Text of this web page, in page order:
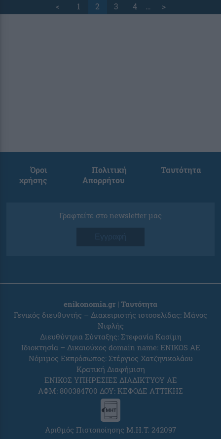
< 1 2 3 4 … >
Όροι
χρήσης
Πολιτική
Απορρήτου
Ταυτότητα
Γραφτείτε στο newsletter μας
Εγγραφή
enikonomia.gr | Ταυτότητα
Γενικός διευθυντής – Διαχειριστής ιστοσελίδας: Μάνος
Νιφλής
Διευθύντρια Σύνταξης: Στεφανία Κασίμη
Ιδιοκτησία – Δικαιούχος domain name: ENIKOS AE
Νόμιμος Εκπρόσωπος: Στέργιος Χατζηνικολάου
Κρατική Διαφήμιση
ΕΝΙΚΟΣ ΥΠΗΡΕΣΙΕΣ ΔΙΑΔΙΚΤΥΟΥ ΑΕ
ΑΦΜ: 800384700 ΔΟΥ: ΚΕΦΟΔΕ ΑΤΤΙΚΗΣ
Αριθμός Πιστοποίησης Μ.Η.Τ. 242097